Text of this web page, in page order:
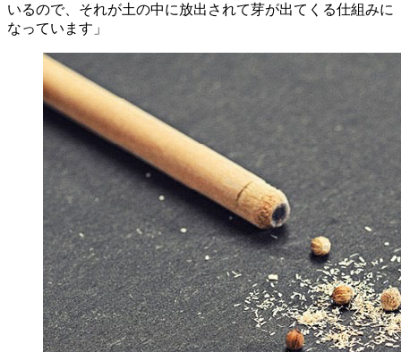
いるので、それが土の中に放出されて芽が出てくる仕組みに
なっています」